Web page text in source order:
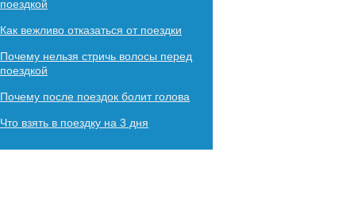
поездкой
Как вежливо отказаться от поездки
Почему нельзя стричь волосы перед
поездкой
Почему после поездок болит голова
Что взять в поездку на 3 дня